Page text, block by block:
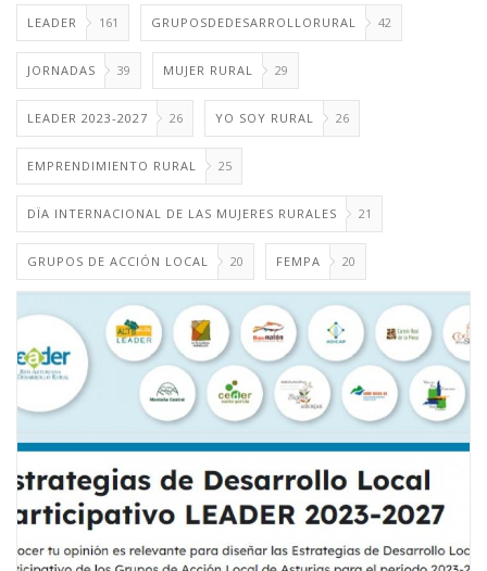
LEADER 161 GRUPOSDEDESARROLLORURAL 42
JORNADAS 39 MUJER RURAL 29
LEADER 2023-2027 26 YO SOY RURAL 26
EMPRENDIMIENTO RURAL 25
DÏA INTERNACIONAL DE LAS MUJERES RURALES 21
GRUPOS DE ACCIÓN LOCAL 20 FEMPA 20